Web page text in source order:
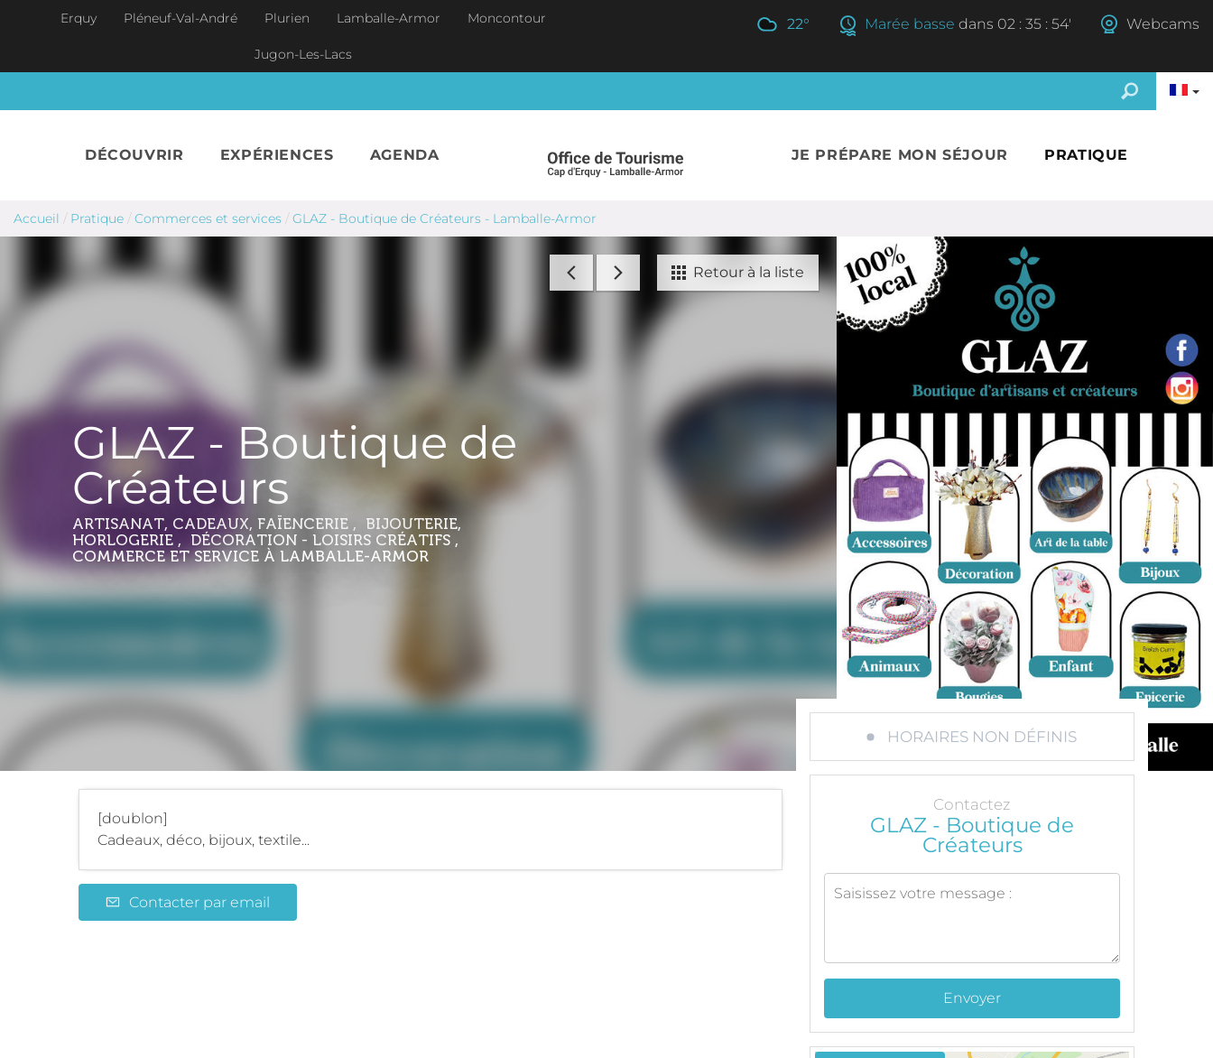
Aller au contenu principal
Erquy Pléneuf-Val-André Plurien Lamballe-Armor Moncontour
Jugon-Les-Lacs
22° Marée basse dans 02 : 35 : 53' Webcams
DÉCOUVRIR EXPÉRIENCES AGENDA JE PRÉPARE MON SÉJOUR PRATIQUE
Accueil / Pratique / Commerces et services / GLAZ - Boutique de Créateurs - Lamballe-Armor
Retour à la liste
GLAZ - Boutique de
Créateurs
ARTISANAT, CADEAUX, FAÏENCERIE , BIJOUTERIE,
HORLOGERIE , DÉCORATION - LOISIRS CRÉATIFS ,
COMMERCE ET SERVICE À LAMBALLE-ARMOR
[doublon]
Cadeaux, déco, bijoux, textile...
Contacter par email
HORAIRES NON DÉFINIS
Contactez
GLAZ - Boutique de
Créateurs
Envoyer